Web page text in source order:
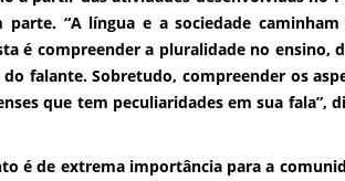
parte. “A língua e a sociedade
é compreender a pluralidade no ensino,
falante. Sobretudo, compreender os
que tem peculiaridades em sua fala”,
é de extrema importância para a